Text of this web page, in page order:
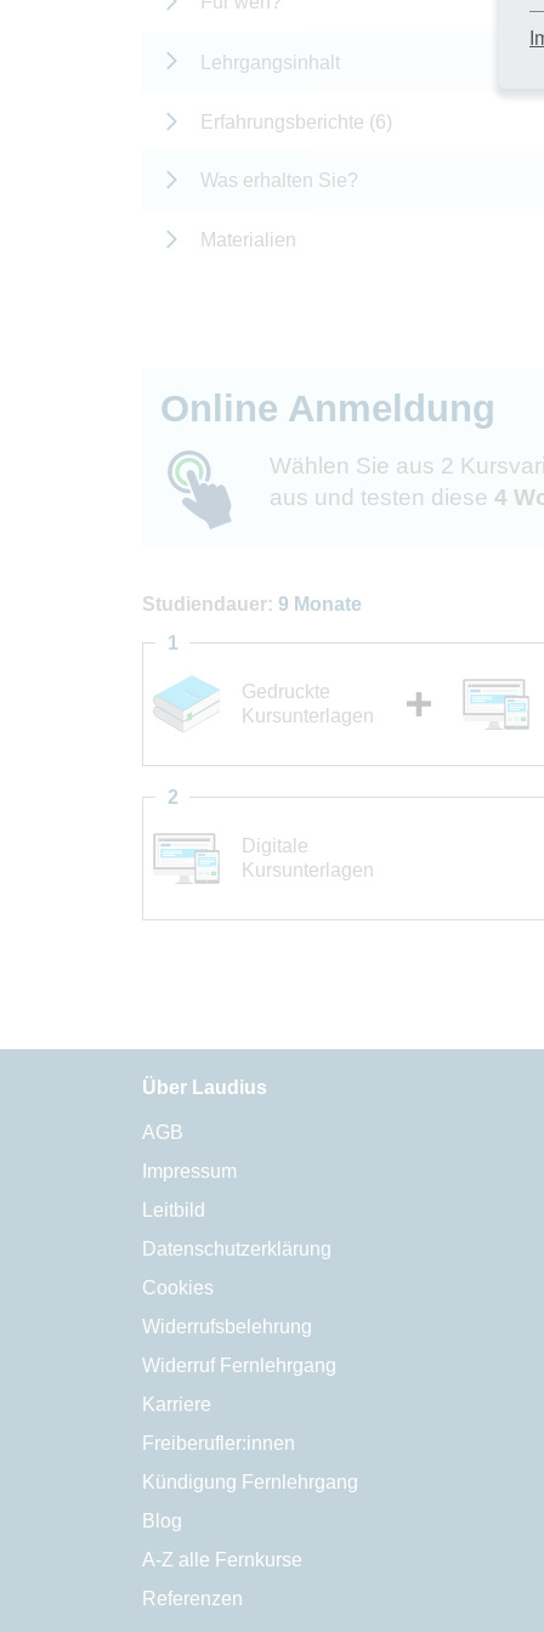
Lehrgangsinhalt
Erfahrungsberichte (6)
Was erhalten Sie?
Materialien
Online Anmeldung
Wählen Sie aus 2
aus und testen diese 4
Studiendauer: 9 Monate
Gedruckte
Kursunterlagen
1
Digitale
Kursunterlagen
2
Über Laudius
AGB
Impressum
Leitbild
Datenschutzerklärung
Cookies
Widerrufsbelehrung
Widerruf Fernlehrgang
Karriere
Freiberufler:innen
Kündigung Fernlehrgang
Blog
A-Z alle Fernkurse
Referenzen